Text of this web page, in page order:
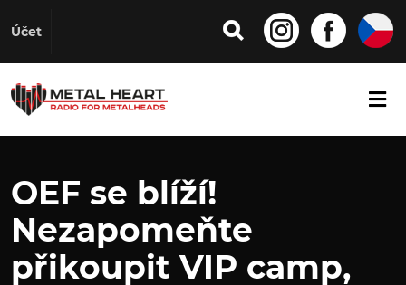
Účet
OEF se blíží!
Nezapomeňte
přikoupit VIP camp,